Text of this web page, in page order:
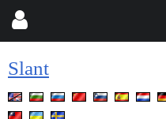
Slant